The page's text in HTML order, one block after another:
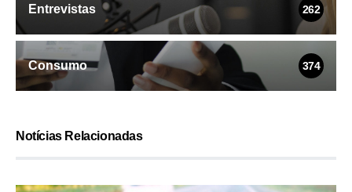
Entrevistas 262
Consumo 374
Notícias Relacionadas